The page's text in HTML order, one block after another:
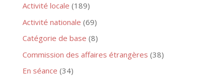
Activité locale (189)
Activité nationale (69)
Catégorie de base (8)
Commission des affaires étrangères (38)
En séance (34)